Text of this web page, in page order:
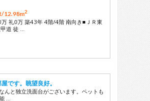
12.98m2
礼0万 築43年 4階/4階 南向き■ＪＲ東
道 徒 …
です。眺望良好。
んと独立洗面台がございます。ペットも
…